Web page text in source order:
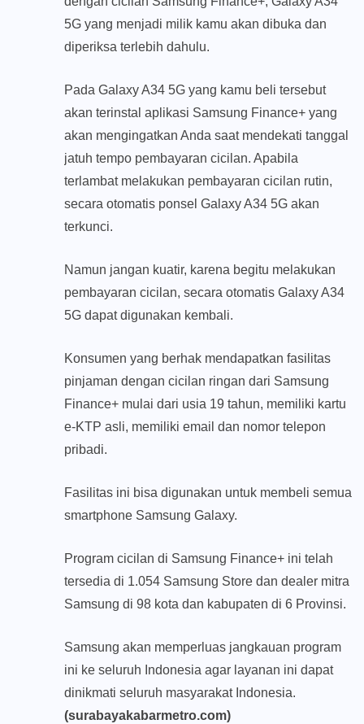
5G yang menjadi milik kamu akan dibuka dan
diperiksa terlebih dahulu.
Pada Galaxy A34 5G yang kamu beli tersebut
akan terinstal aplikasi Samsung Finance+ yang
akan mengingatkan Anda saat mendekati tanggal
jatuh tempo pembayaran cicilan. Apabila
terlambat melakukan pembayaran cicilan rutin,
secara otomatis ponsel Galaxy A34 5G akan
terkunci.
Namun jangan kuatir, karena begitu melakukan
pembayaran cicilan, secara otomatis Galaxy A34
5G dapat digunakan kembali.
Konsumen yang berhak mendapatkan fasilitas
pinjaman dengan cicilan ringan dari Samsung
Finance+ mulai dari usia 19 tahun, memiliki kartu
e-KTP asli, memiliki email dan nomor telepon
pribadi.
Fasilitas ini bisa digunakan untuk membeli semua
smartphone Samsung Galaxy.
Program cicilan di Samsung Finance+ ini telah
tersedia di 1.054 Samsung Store dan dealer mitra
Samsung di 98 kota dan kabupaten di 6 Provinsi.
Samsung akan memperluas jangkauan program
ini ke seluruh Indonesia agar layanan ini dapat
dinikmati seluruh masyarakat Indonesia.
(surabayakabarmetro.com)